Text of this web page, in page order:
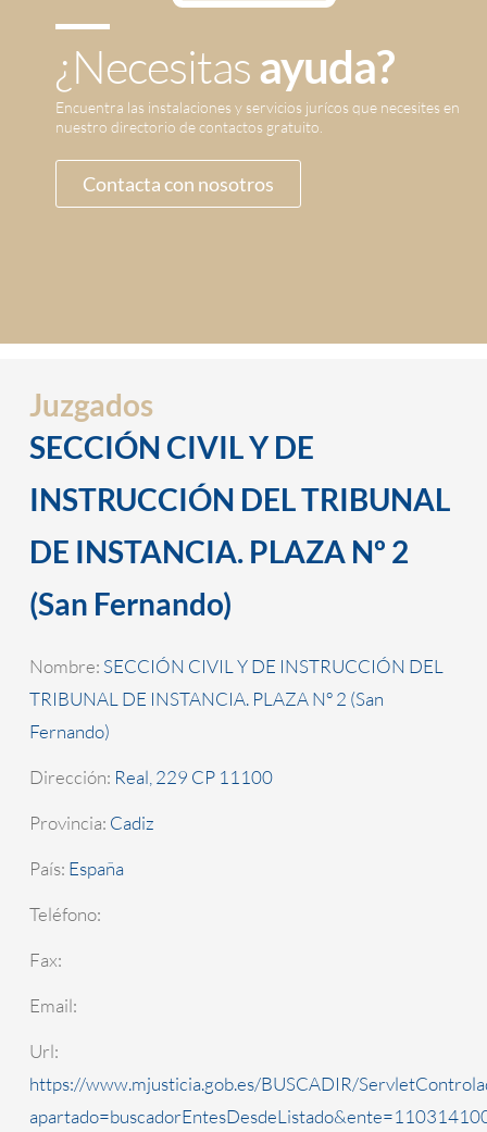
¿Necesitasayuda?
Encuentra las instalaciones y servicios jurícos que necesites en
nuestro directorio de contactos gratuito.
Contacta con nosotros
Juzgados
SECCIÓN CIVIL Y DE
INSTRUCCIÓN DEL TRIBUNAL
DE INSTANCIA. PLAZA Nº 2
(San Fernando)
Nombre: SECCIÓN CIVIL Y DE INSTRUCCIÓN DEL
TRIBUNAL DE INSTANCIA. PLAZA Nº 2 (San
Fernando)
Dirección: Real, 229 CP 11100
Provincia: Cadiz
País: España
Teléfono:
Fax:
Email:
Url:
https://www.mjusticia.gob.es/BUSCADIR/